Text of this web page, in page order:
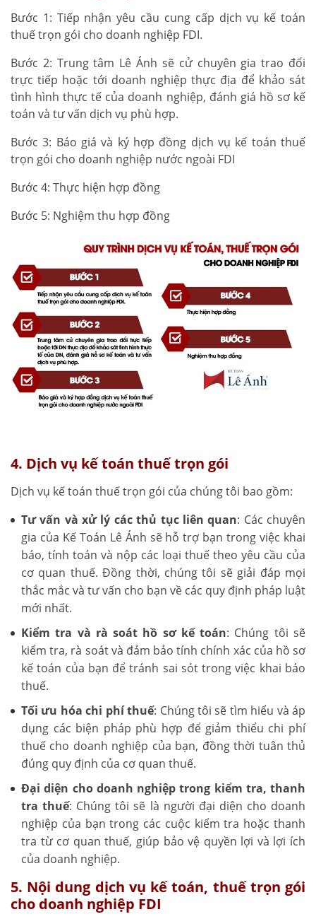
Bước 1: Tiếp nhận yêu cầu cung cấp dịch vụ kế toán
thuế trọn gói cho doanh nghiệp FDI.
Bước 2: Trung tâm Lê Ánh sẽ cử chuyên gia trao đổi
trực tiếp hoặc tới doanh nghiệp thực địa để khảo sát
tình hình thực tế của doanh nghiệp, đánh giá hồ sơ kế
toán và tư vấn dịch vụ phù hợp.
Bước 3: Báo giá và ký hợp đồng dịch vụ kế toán thuế
trọn gói cho doanh nghiệp nước ngoài FDI
Bước 4: Thực hiện hợp đồng
Bước 5: Nghiệm thu hợp đồng
4. Dịch vụ kế toán thuế trọn gói
Dịch vụ kế toán thuế trọn gói của chúng tôi bao gồm:
Tư vấn và xử lý các thủ tục liên quan: Các chuyên
gia của Kế Toán Lê Ánh sẽ hỗ trợ bạn trong việc khai
báo, tính toán và nộp các loại thuế theo yêu cầu của
cơ quan thuế. Đồng thời, chúng tôi sẽ giải đáp mọi
thắc mắc và tư vấn cho bạn về các quy định pháp luật
mới nhất.
Kiểm tra và rà soát hồ sơ kế toán: Chúng tôi sẽ
kiểm tra, rà soát và đảm bảo tính chính xác của hồ sơ
kế toán của bạn để tránh sai sót trong việc khai báo
thuế.
Tối ưu hóa chi phí thuế: Chúng tôi sẽ tìm hiểu và áp
dụng các biện pháp phù hợp để giảm thiểu chi phí
thuế cho doanh nghiệp của bạn, đồng thời tuân thủ
đúng quy định của cơ quan thuế.
Đại diện cho doanh nghiệp trong kiểm tra, thanh
tra thuế: Chúng tôi sẽ là người đại diện cho doanh
nghiệp của bạn trong các cuộc kiểm tra hoặc thanh
tra từ cơ quan thuế, giúp bảo vệ quyền lợi và lợi ích
của doanh nghiệp.
5. Nội dung dịch vụ kế toán, thuế trọn gói
cho doanh nghiệp FDI